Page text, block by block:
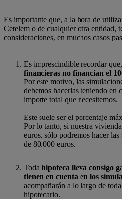
Es importante que, a la hora de
Cetelem o de cualquier otra entidad,
consideraciones, en muchos casos
Es imprescindible recordar que,
financieras no financian el
Por este motivo, las
debemos hacerlas teniendo en
importe total que necesitemos.
Este suele ser el porcentaje
Por lo tanto, si nuestra
euros, sólo podremos hacer
de 80.000 euros.
Toda hipoteca lleva consigo
tienen en cuenta en los
acompañarán a lo largo de
hipotecario.